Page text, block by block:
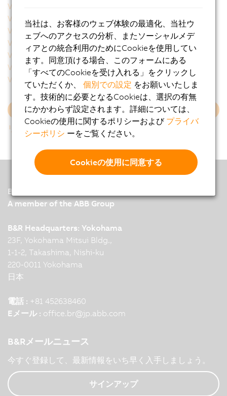
VCA0Y01.0100
VCA0Y01.0200
VCA0Y01.0300
VCA0Y11.0010
VCA0Y11.0020
VCA0Y11.0050
VCA0Y11.0100
VCA0Y11.0150
VCA1L01.0020
VCA1L01.0050
VCA1L01.0100
VCA1L01.0200
VCA1L11.0020
さらに読み込む
リストに戻る
B&R
A member of the ABB Group
B&R Headquarters: Yokohama
23F, Yokohama Mitsui Bldg.,
1-1-2, Takashima, Nishi-ku
220-0011 Yokohama
日本
電話 : +81 452638460
Eメール : office.br@jp.abb.com
B&Rメールニュース
今すぐ登録して、最新情報をいち早く入手しましょう。
サインアップ
当社は、お客様のウェブ体験の最適化、当社ウ
ェブへのアクセスの分析、またソーシャルメデ
ィアとの統合利用のためにCookieを使用してい
ます。同意頂ける場合、このフォームにある
「すべてのCookieを受け入れる」をクリックし
ていただくか、個別での設定 をお願いいたしま
す。技術的に必要となるCookieは、選択の有無
にかかわらず設定されます。詳細については、
Cookieの使用に関するポリシーおよび プライバ
シーポリシ ーをご覧ください。
Cookieの使用に同意する